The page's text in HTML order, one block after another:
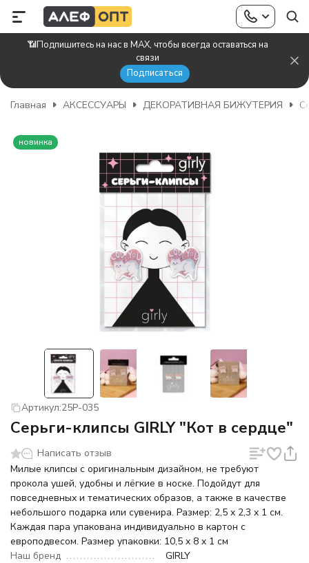
📶Подпишитесь на нас в MAX, чтобы всегда оставаться на
связи
Подписаться
Главная АКСЕССУАРЫ ДЕКОРАТИВНАЯ БИЖУТЕРИЯ
новинка
Артикул:25P-035
Серьги-клипсы GIRLY "Кот в сердце"
Написать отзыв
Милые клипсы с оригинальным дизайном, не требуют
прокола ушей, удобны и лёгкие в носке. Подойдут для
повседневных и тематических образов, а также в качестве
небольшого подарка или сувенира. Размер: 2,5 x 2,3 x 1 см.
Каждая пара упакована индивидуально в картон с
европодвесом. Размер упаковки: 10,5 x 8 x 1 см
Наш бренд
GIRLY